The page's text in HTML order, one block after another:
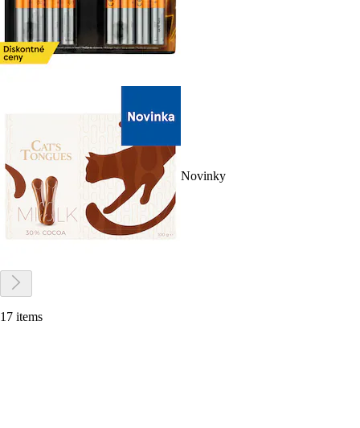
Novinky
17 items